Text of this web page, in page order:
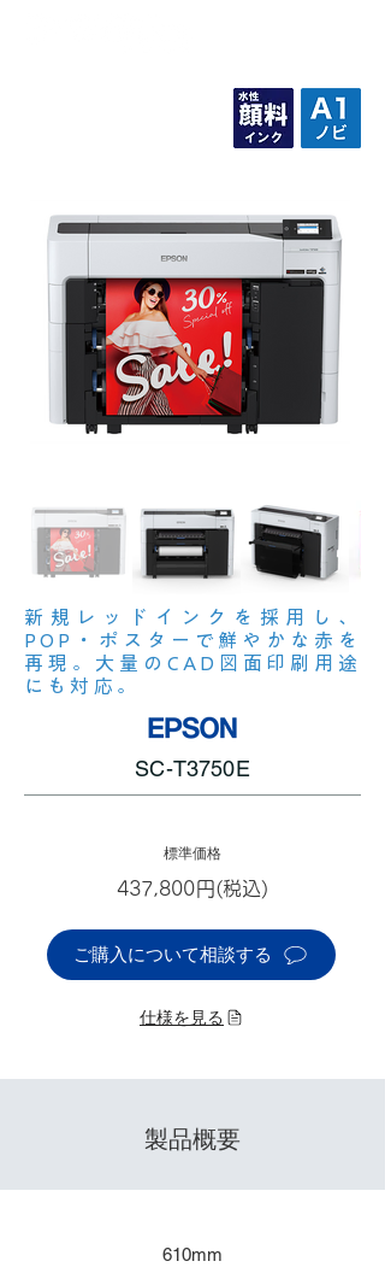
新規レッドインクを採用し、
POP・ポスターで鮮やかな赤を
再現。大量のCAD図面印刷用途
にも対応。
SC-T3750E
標準価格
437,800円(税込)
ご購入について相談する
仕様を見る
製品概要
610mm